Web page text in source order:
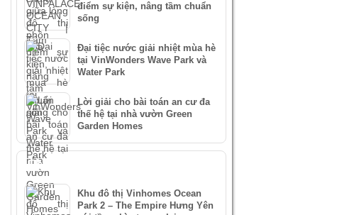
điểm sự kiện, nâng tầm chuẩn
sống
Đại tiệc nước giải nhiệt mùa hè
tại VinWonders Wave Park và
Water Park
Lời giải cho bài toán an cư đa
thế hệ tại nhà vườn Green
Garden Homes
TIN XEM NHIỀU
Khu đô thị Vinhomes Ocean
Park 2 – The Empire Hưng Yên